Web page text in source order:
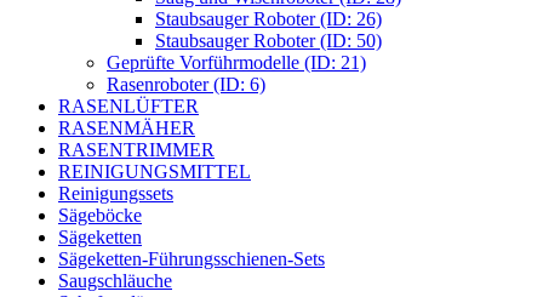
Staubsauger Roboter (ID: 26)
Staubsauger Roboter (ID: 50)
Geprüfte Vorführmodelle (ID: 21)
Rasenroboter (ID: 6)
RASENLÜFTER
RASENMÄHER
RASENTRIMMER
REINIGUNGSMITTEL
Reinigungssets
Sägeböcke
Sägeketten
Sägeketten-Führungsschienen-Sets
Saugschläuche